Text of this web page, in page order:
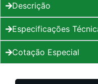
Descrição
Especificações
Cotação Especial